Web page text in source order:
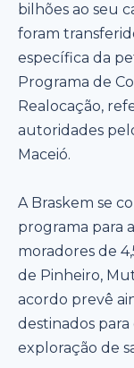
bilhões ao seu
foram
específica da
Programa de
Realocação,
autoridades
Maceió.
A Braskem se
programa para
moradores de
de Pinheiro,
acordo prevê
destinados
exploração de